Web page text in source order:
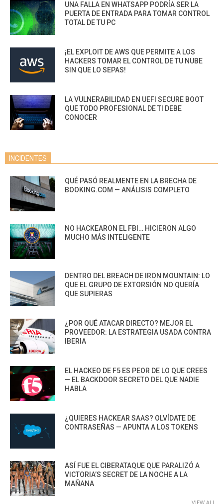
UNA FALLA EN WHATSAPP PODRÍA SER LA
PUERTA DE ENTRADA PARA TOMAR CONTROL
TOTAL DE TU PC
¡EL EXPLOIT DE AWS QUE PERMITE A LOS
HACKERS TOMAR EL CONTROL DE TU NUBE
SIN QUE LO SEPAS!
LA VULNERABILIDAD EN UEFI SECURE BOOT
QUE TODO PROFESIONAL DE TI DEBE
CONOCER
INCIDENTES
QUÉ PASÓ REALMENTE EN LA BRECHA DE
BOOKING.COM — ANÁLISIS COMPLETO
NO HACKEARON EL FBI… HICIERON ALGO
MUCHO MÁS INTELIGENTE
DENTRO DEL BREACH DE IRON MOUNTAIN: LO
QUE EL GRUPO DE EXTORSIÓN NO QUERÍA
QUE SUPIERAS
¿POR QUÉ ATACAR DIRECTO? MEJOR EL
PROVEEDOR: LA ESTRATEGIA USADA CONTRA
IBERIA
EL HACKEO DE F5 ES PEOR DE LO QUE CREES
— EL BACKDOOR SECRETO DEL QUE NADIE
HABLA
¿QUIERES HACKEAR SAAS? OLVÍDATE DE
CONTRASEÑAS — APUNTA A LOS TOKENS
ASÍ FUE EL CIBERATAQUE QUE PARALIZÓ A
VICTORIA’S SECRET DE LA NOCHE A LA
MAÑANA
VIEW ALL